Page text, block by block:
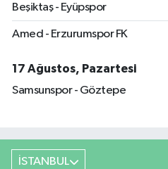
Beşiktaş - Eyüpspor
Amed - Erzurumspor FK
17 Ağustos, Pazartesi
Samsunspor - Göztepe
İSTANBUL